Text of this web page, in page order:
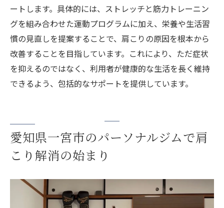
ートします。具体的には、ストレッチと筋力トレーニン
グを組み合わせた運動プログラムに加え、栄養や生活習
慣の見直しを提案することで、肩こりの原因を根本から
改善することを目指しています。これにより、ただ症状
を抑えるのではなく、利用者が健康的な生活を長く維持
できるよう、包括的なサポートを提供しています。
愛知県一宮市のパーソナルジムで肩
こり解消の始まり